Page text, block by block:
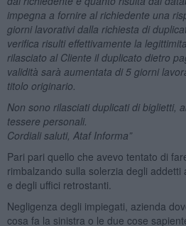
impegna a fornire al richiedente una
giorni lavorativi dalla richiesta di
verifica risulti effettivamente la legittimita
rilasciato al Cliente il duplicato dietro
validità sarà aumentata di 5 giorni
titolo originario.
Non sono rilasciati duplicati di biglietti,
tessere personali.
Cordiali saluti, Ataf Informa”
Pari pari quello che avevo tentato di
rimbalzando sulla solerzia degli addetti
e degli uffici retrostanti.
Negligenza degli impiegati, azienda
cosa fa la sinistra o le due cose